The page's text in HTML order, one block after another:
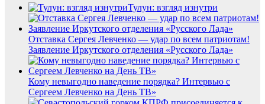
Тулун: взгляд изнутри
Отставка Сергея Левченко — удар по всем патриотам!
Заявление Иркутского отделения «Русского Лада»
Кому невыгодно наведение порядка? Интервью с
Сергеем Левченко на День ТВ»